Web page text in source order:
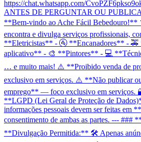
https://chat.whatsapp.com/
ANTES DE PERGUNTAR OU
**Bem-vindo ao Ache Fácil
encontra e divulga serviços profissionais,
**Eletricistas** - 🚰 **Encanadores** - 🚕
aplicativo** - 🎨 **Pintores** - 💻
… e muito mais! ⚠️ **Proibido venda de
exclusivo em serviços. ⚠️ **Não publicar
emprego** — foco exclusivo em serviços.
**LGPD (Lei Geral de Proteção de
informações pessoais devem ser feitas em
consentimento de ambas as partes. --- ###
**Divulgação Permitida:** 🛠️ Apenas